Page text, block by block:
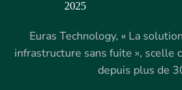
Euras Technology, « La
infrastructure sans fuite », scelle
depuis plus de